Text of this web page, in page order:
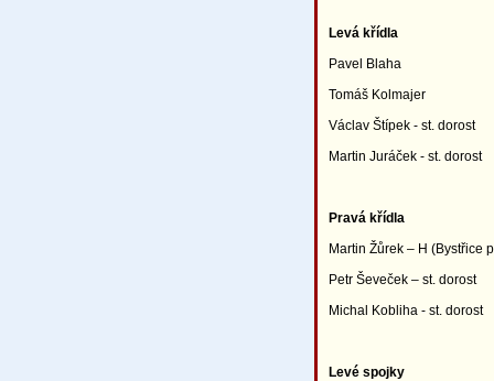
Levá křídla
Pavel Blaha
Tomáš Kolmajer
Václav Štípek - st. dorost
Martin Juráček - st. dorost
Pravá křídla
Martin Žůrek – H (Bystřice
Petr Ševeček – st. dorost
Michal Kobliha - st. dorost
Levé spojky